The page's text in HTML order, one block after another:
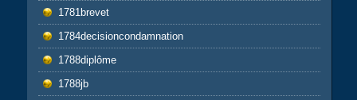
1781brevet
1784decisioncondamnation
1788diplôme
1788jb